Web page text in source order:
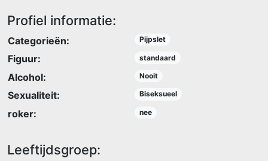
Profiel informatie:
Categorieën: Pijpslet
Figuur: standaard
Alcohol: Nooit
Sexualiteit: Biseksueel
roker: nee
Leeftijdsgroep: